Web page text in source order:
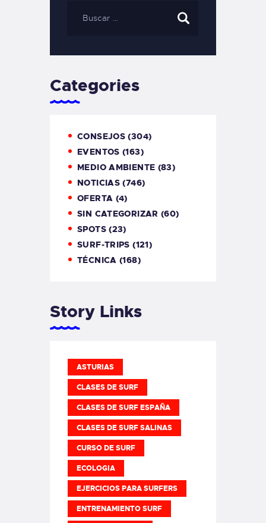
Categories
CONSEJOS (304)
EVENTOS (163)
MEDIO AMBIENTE (83)
NOTICIAS (746)
OFERTA (4)
SIN CATEGORIZAR (60)
SPOTS(23)
SURF-TRIPS (121)
TÉCNICA (168)
Story Links
ASTURIAS
CLASES DE SURF
CLASES DE SURF ESPAÑA
CLASES DE SURF SALINAS
CURSO DE SURF
ECOLOGIA
EJERCICIOS PARA SURFERS
ENTRENAMIENTO SURF